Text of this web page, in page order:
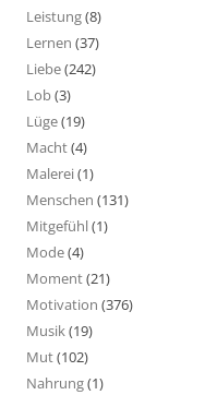
Leistung(8)
Lernen (37)
Liebe(242)
Lob(3)
Lüge(19)
Macht(4)
Malerei(1)
Menschen (131)
Mitgefühl(1)
Mode(4)
Moment(21)
Motivation (376)
Musik(19)
Mut(102)
Nahrung(1)